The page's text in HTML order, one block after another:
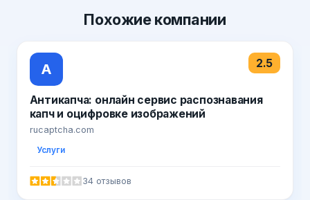
Похожиекомпании
А 2.5
Антикапча: онлайн сервис распознавания
капч и оцифровке изображений
rucaptcha.com
Услуги
34 отзывов